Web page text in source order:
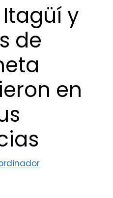
y
de
en